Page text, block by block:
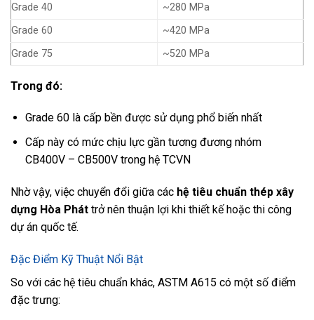
Grade 40
~280 MPa
Grade 60
~420 MPa
Grade 75
~520 MPa
Trong đó:
Grade 60 là cấp bền được sử dụng phổ biến nhất
Cấp này có mức chịu lực gần tương đương nhóm
CB400V – CB500V trong hệ TCVN
Nhờ vậy, việc chuyển đổi giữa các hệ tiêu chuẩn thép xây
dựng Hòa Phát trở nên thuận lợi khi thiết kế hoặc thi công
dự án quốc tế.
Đặc Điểm Kỹ Thuật Nổi Bật
So với các hệ tiêu chuẩn khác, ASTM A615 có một số điểm
đặc trưng: